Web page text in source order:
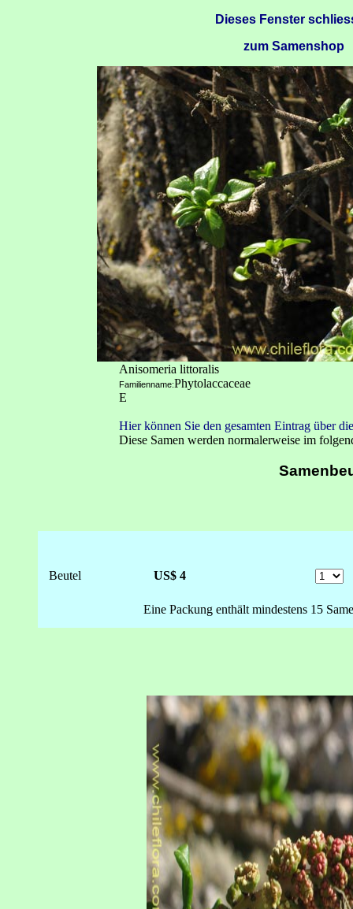
Dieses Fenster
zum Samenshop
Anisomeria littoralis
Familienname:Phytolaccaceae
E
Hier können Sie den gesamten Eintrag über
Diese Samen werden normalerweise im
Beutel US$ 4
Eine Packung enthält mindestens 15